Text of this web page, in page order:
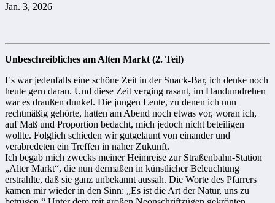
Jan. 3, 2026
Unbeschreibliches am Alten Markt (2. Teil)
Es war jedenfalls eine schöne Zeit in der Snack-Bar, ich denke noch
heute gern daran. Und diese Zeit verging rasant, im Handumdrehen
war es draußen dunkel. Die jungen Leute, zu denen ich nun
rechtmäßig gehörte, hatten am Abend noch etwas vor, woran ich,
auf Maß und Proportion bedacht, mich jedoch nicht beteiligen
wollte. Folglich schieden wir gutgelaunt von einander und
verabredeten ein Treffen in naher Zukunft.
Ich begab mich zwecks meiner Heimreise zur Straßenbahn-Station
„Alter Markt“, die nun dermaßen in künstlicher Beleuchtung
erstrahlte, daß sie ganz unbekannt aussah. Die Worte des Pfarrers
kamen mir wieder in den Sinn: „Es ist die Art der Natur, uns zu